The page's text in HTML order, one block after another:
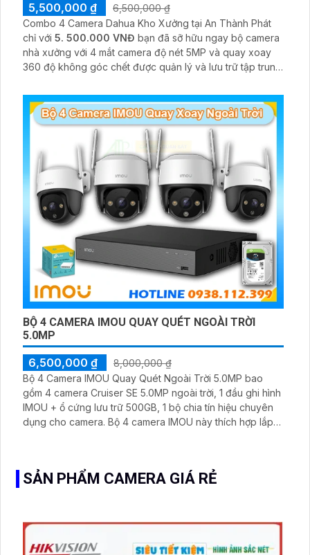
5,500,000 ₫
6,500,000 ₫
Combo 4 Camera Dahua Kho Xưởng tại An Thành Phát
chỉ với 5. 500.000 VNĐ bạn đã sỡ hữu ngay bộ camera
nhà xưởng với 4 mắt camera độ nét 5MP và quay xoay
360 độ không góc chết được quản lý và lưu trữ tập trung
BỘ 4 CAMERA IMOU QUAY QUÉT NGOÀI TRỜI
5.0MP
6,500,000 ₫
8,000,000 ₫
Bộ 4 Camera IMOU Quay Quét Ngoài Trời 5.0MP bao
gồm 4 camera Cruiser SE 5.0MP ngoài trời, 1 đầu ghi hình
IMOU + ổ cứng lưu trữ 500GB, 1 bộ chia tín hiệu chuyên
dụng cho camera. Bộ 4 camera IMOU này thích hợp lắp
SẢN PHẨM CAMERA GIÁ RẺ